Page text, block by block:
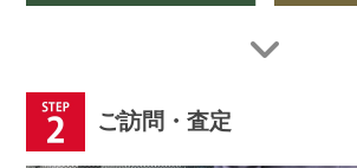
ご訪問・査定